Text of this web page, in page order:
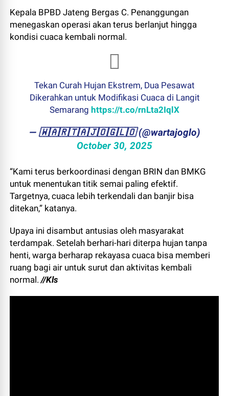
Kepala BPBD Jateng Bergas C. Penanggungan
menegaskan operasi akan terus berlanjut hingga
kondisi cuaca kembali normal.
Tekan Curah Hujan Ekstrem, Dua Pesawat
Dikerahkan untuk Modifikasi Cuaca di Langit
Semarang https://t.co/rnLta2IqlX
— ​🇼​​🇦​​🇷​​🇹​​🇦​​🇯​​🇴​​🇬​​🇱​​🇴 (@wartajoglo)
October 30, 2025
“Kami terus berkoordinasi dengan BRIN dan BMKG
untuk menentukan titik semai paling efektif.
Targetnya, cuaca lebih terkendali dan banjir bisa
ditekan,” katanya.
Upaya ini disambut antusias oleh masyarakat
terdampak. Setelah berhari-hari diterpa hujan tanpa
henti, warga berharap rekayasa cuaca bisa memberi
ruang bagi air untuk surut dan aktivitas kembali
normal.//Kls